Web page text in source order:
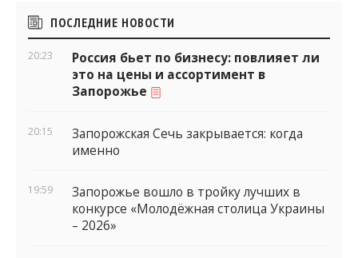
Боковые
виджеты
ПОСЛЕДНИЕ НОВОСТИ
20:23
Россия бьет по бизнесу: повлияет ли
это на цены и ассортимент в
Запорожье
20:15
Запорожская Сечь закрывается: когда
именно
19:59
Запорожье вошло в тройку лучших в
конкурсе «Молодёжная столица Украины
– 2026»